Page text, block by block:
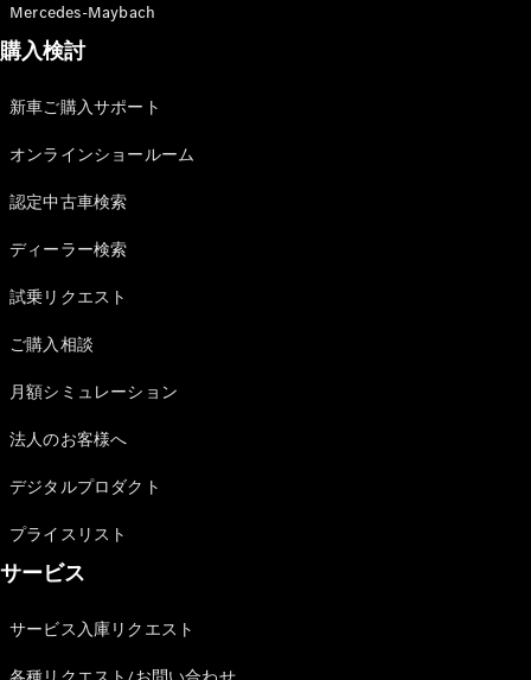
Mercedes-Maybach
購入検討
新車ご購入サポート
オンラインショールーム
認定中古車検索
ディーラー検索
試乗リクエスト
ご購入相談
月額シミュレーション
法人のお客様へ
デジタルプロダクト
プライスリスト
サービス
サービス入庫リクエスト